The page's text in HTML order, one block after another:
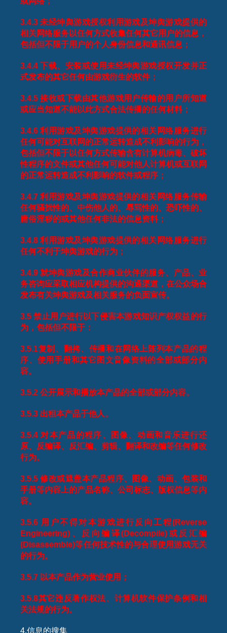
3.4.3未经坤舆游戏授权利用游戏及坤舆游戏提供的
相关网络服务以任何方式收集任何其它用户的信息，
包括但不限于用户的个人身份信息和通讯信息；
3.4.4下载、安装或使用未经坤舆游戏授权开发并正
式发布的其它任何由游戏衍生的软件；
3.4.5接收或下载由其他游戏用户传输的用户所知道
或应当知道不能以此方式合法传播的任何材料；
3.4.6利用游戏及坤舆游戏提供的相关网络服务进行
任何可能对互联网的正常运转造成不利影响的行为，
包括但不限于以任何方式传输含有计算机病毒、破坏
性程序的文件或其他任何可能对他人计算机或互联网
的正常运转造成不利影响的软件或程序；
3.4.7利用游戏及坤舆游戏提供的相关网络服务传输
任何骚扰性的、中伤他人的、辱骂性的、恐吓性的、
庸俗淫秽的或其他任何非法的信息资料；
3.4.8利用游戏及坤舆游戏提供的相关网络服务进行
任何不利于坤舆游戏的行为；
3.4.9就坤舆游戏及合作商业伙伴的服务、产品、业
务咨询应采取相应机构提供的沟通渠道，在公众场合
发布有关坤舆游戏及相关服务的负面宣传。
3.5禁止用户进行以下侵害本游戏知识产权权益的行
为，包括但不限于：
3.5.1复制、翻拷、传播和在网络上陈列本产品的程
序、使用手册和其它图文音像资料的全部或部分内
容。
3.5.2 公开展示和播放本产品的全部或部分内容。
3.5.3 出租本产品于他人。
3.5.4 对本产品的程序、图像、动画和音乐进行还
原、反编译、反汇编、剪辑、翻译和改编等任何修改
行为。
3.5.5修改或遮盖本产品程序、图像、动画、包装和
手册等内容上的产品名称、公司标志、版权信息等内
容。
3.5.6 用户不得对本游戏进行反向工程(Reverse
Engineering) 、反向编译(Decompile) 或反汇编
(Disassemble)等任何技术性的与合理使用游戏无关
的行为。
3.5.7 以本产品作为营业使用；
3.5.8其它违反著作权法、计算机软件保护条例和相
关法规的行为。
4.信息的搜集